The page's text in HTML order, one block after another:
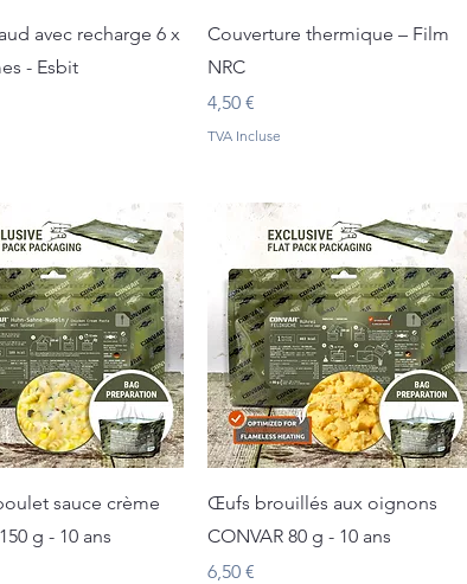
rapide
avec recharge 6 x
- Esbit
Aperçu rapide
Couverture thermique – Film
NRC
Prix
4,50 €
TVA Incluse
rapide
sauce crème
g - 10 ans
Aperçu rapide
Œufs brouillés aux oignons
CONVAR 80 g - 10 ans
Prix
6,50 €